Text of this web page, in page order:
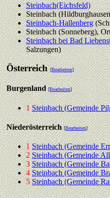
Steinbach(Eichsfeld)
Steinbach
Steinbach-Hallenberg
Steinbach (Sonneberg),
Steinbach bei Bad
Salzungen)
Österreich [Bearbeiten]
Burgenland [Bearbeiten]
1 Steinbach (Gemeinde
Niederösterreich [Bearbeiten]
1 Steinbach (Gemeinde
2 Steinbach (Gemeinde
3 Steinbach (Gemeinde
4 Steinbach (Gemeinde
5 Steinbach (Gemeinde